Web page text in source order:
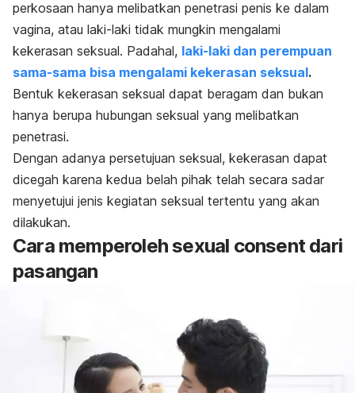
perkosaan hanya melibatkan penetrasi penis ke dalam
vagina, atau laki-laki tidak mungkin mengalami
kekerasan seksual. Padahal, laki-laki dan perempuan
sama-sama bisa mengalami kekerasan seksual.
Bentuk kekerasan seksual dapat beragam dan bukan
hanya berupa hubungan seksual yang melibatkan
penetrasi.
Dengan adanya persetujuan seksual, kekerasan dapat
dicegah karena kedua belah pihak telah secara sadar
menyetujui jenis kegiatan seksual tertentu yang akan
dilakukan.
Cara memperolehsexual consent dari
pasangan